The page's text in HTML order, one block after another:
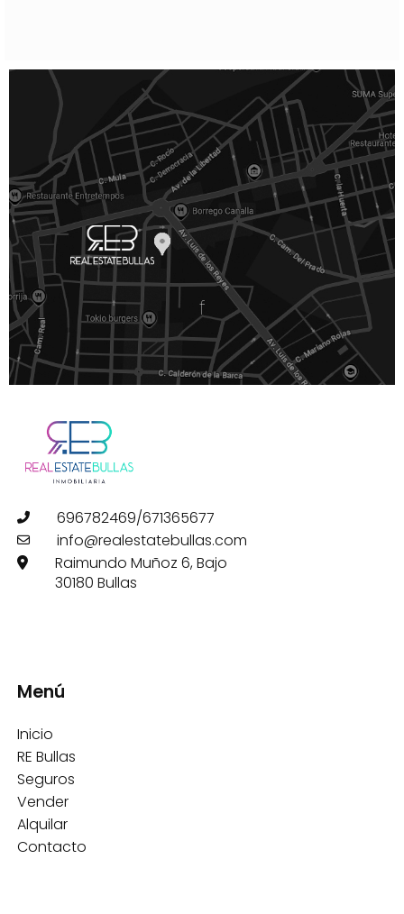
f
696782469/671365677
info@realestatebullas.com
Raimundo Muñoz 6, Bajo
30180 Bullas
Menú
Inicio
RE Bullas
Seguros
Vender
Alquilar
Contacto